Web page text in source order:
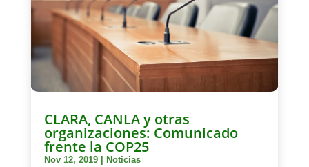
CLARA, CANLA y otras
organizaciones: Comunicado
frente la COP25
Nov 12, 2019| Noticias